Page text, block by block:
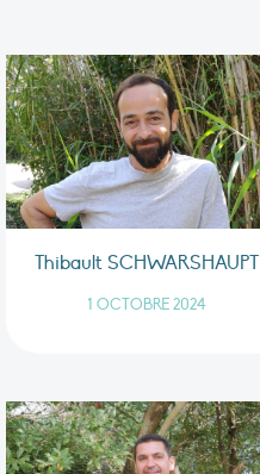
Thibault SCHWARSHAUPT
1 OCTOBRE 2024